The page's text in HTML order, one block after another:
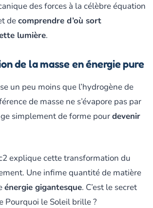
des forces à la célèbre équation
decomprendre d’où sort
lumière.
de la masse en énergie pure
un peu moins que l’hydrogène de
de masse ne s’évapore pas par
simplement de forme pourdevenir
explique cette transformation du
Une infime quantité de matière
énergie gigantesque. C’est le secret
Pourquoi le Soleil brille ?